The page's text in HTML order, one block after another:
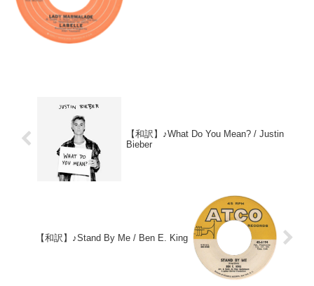
【和訳】♪What Do You Mean? / Justin
Bieber
【和訳】♪Stand By Me / Ben E. King